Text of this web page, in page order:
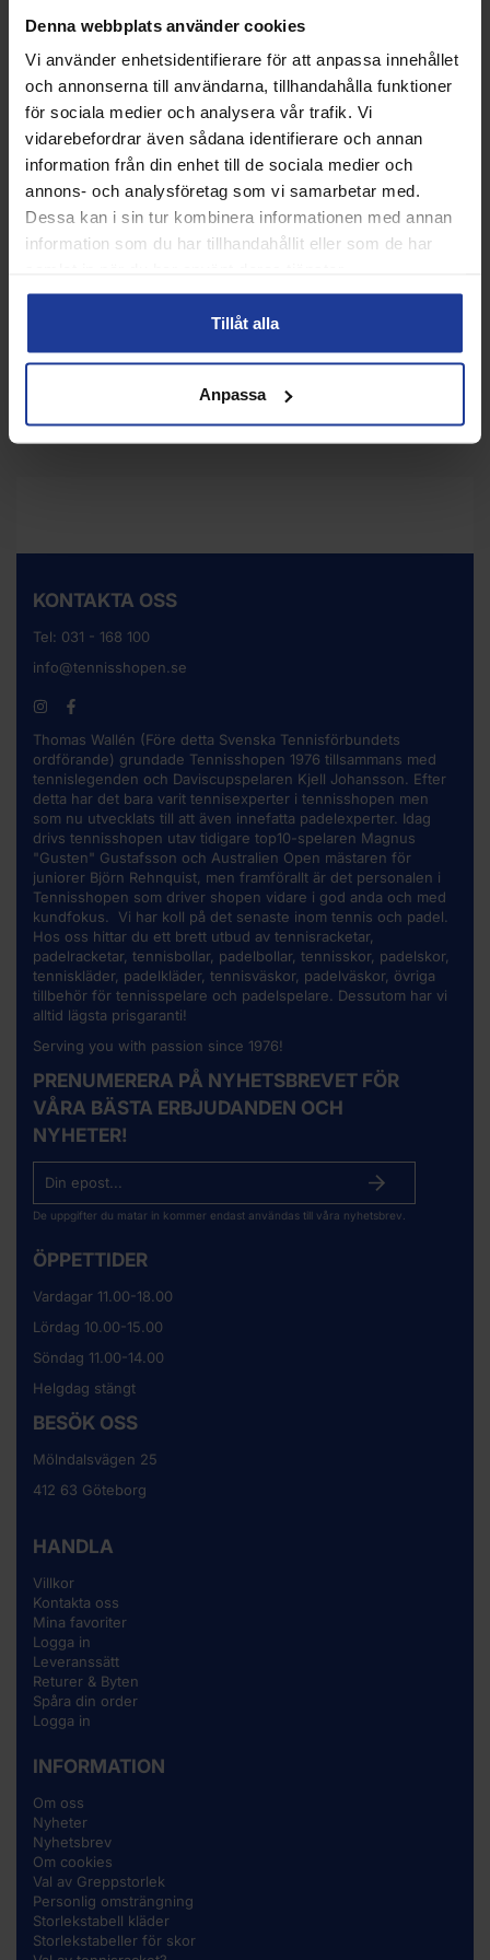
Denna webbplats använder cookies
Vi använder enhetsidentifierare för att anpassa innehållet
och annonserna till användarna, tillhandahålla funktioner
för sociala medier och analysera vår trafik. Vi
vidarebefordrar även sådana identifierare och annan
information från din enhet till de sociala medier och
annons- och analysföretag som vi samarbetar med.
Dessa kan i sin tur kombinera informationen med annan
information som du har tillhandahållit eller som de har
Tillåt alla
Anpassa
Doublewide Turkos
Info Köp
NIKE Swoosh Doublewide
Wristbands Navy
Info Köp
KONTAKTA OSS
Tel: 031 - 168 100
info@tennisshopen.se
Thomas Wallén (Före detta Svenska Tennisförbundets
ordförande) grundade Tennisshopen 1976 tillsammans med
tennislegenden och Daviscupspelaren Kjell Johansson. Efter
detta har det bara varit tennisexperter i tennisshopen men
som nu utvecklats till att även innefatta padelexperter. Idag
drivs tennisshopen utav tidigare top10-spelaren Magnus
"Gusten" Gustafsson och Australien Open mästaren för
juniorer Björn Rehnquist, men framförallt är det personalen i
Tennisshopen som driver shopen vidare i god anda och med
kundfokus. Vi har koll på det senaste inom tennis och padel.
Hos oss hittar du ett brett utbud av tennisracketar,
padelracketar, tennisbollar, padelbollar, tennisskor, padelskor,
tenniskläder, padelkläder, tennisväskor, padelväskor, övriga
tillbehör för tennisspelare och padelspelare. Dessutom har vi
alltid lägsta prisgaranti!
Serving you with passion since 1976!
PRENUMERERA PÅ NYHETSBREVET FÖR
VÅRA BÄSTA ERBJUDANDEN OCH
NYHETER!
De uppgifter du matar in kommer endast användas till våra nyhetsbrev.
ÖPPETTIDER
Vardagar 11.00-18.00
Lördag 10.00-15.00
Söndag 11.00-14.00
Helgdag stängt
BESÖK OSS
Mölndalsvägen 25
412 63 Göteborg
HANDLA
Villkor
Kontakta oss
Mina favoriter
Logga in
Leveranssätt
Returer & Byten
Spåra din order
Logga in
INFORMATION
Om oss
Nyheter
Nyhetsbrev
Om cookies
Val av Greppstorlek
Personlig omsträngning
Storlekstabell kläder
Storlekstabeller för skor